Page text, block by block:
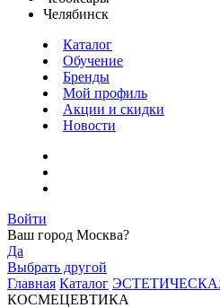
Челябинск
Каталог
Обучение
Бренды
Мой профиль
Акции и скидки
Новости
Войти
Ваш город Москва?
Да
Выбрать другой
Главная Каталог
КОСМЕЦЕВТИКА